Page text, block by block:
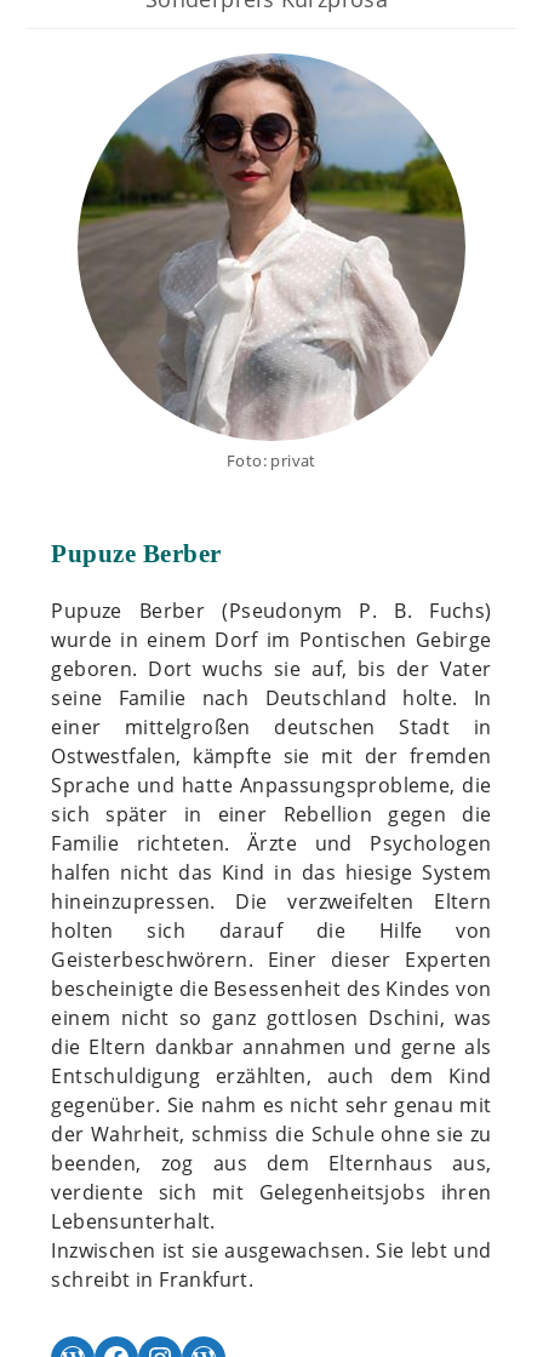
Foto: privat
Pupuze Berber
Pupuze Berber (Pseudonym P. B. Fuchs)
wurde in einem Dorf im Pontischen Gebirge
geboren. Dort wuchs sie auf, bis der Vater
seine Familie nach Deutschland holte. In
einer mittelgroßen deutschen Stadt in
Ostwestfalen, kämpfte sie mit der fremden
Sprache und hatte Anpassungsprobleme, die
sich später in einer Rebellion gegen die
Familie richteten. Ärzte und Psychologen
halfen nicht das Kind in das hiesige System
hineinzupressen. Die verzweifelten Eltern
holten sich darauf die Hilfe von
Geisterbeschwörern. Einer dieser Experten
bescheinigte die Besessenheit des Kindes von
einem nicht so ganz gottlosen Dschini, was
die Eltern dankbar annahmen und gerne als
Entschuldigung erzählten, auch dem Kind
gegenüber. Sie nahm es nicht sehr genau mit
der Wahrheit, schmiss die Schule ohne sie zu
beenden, zog aus dem Elternhaus aus,
verdiente sich mit Gelegenheitsjobs ihren
Lebensunterhalt.
Inzwischen ist sie ausgewachsen. Sie lebt und
schreibt in Frankfurt.